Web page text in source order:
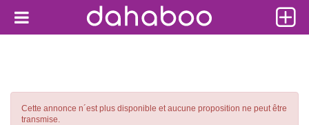
Cette annonce n´est plus disponible et aucune proposition ne peut être
transmise.